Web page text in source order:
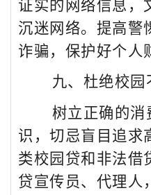
证实的网络信息，
沉迷网络。提高警
诈骗，保护好个人
九、杜绝校园
树立正确的消
识，切忌盲目追求
类校园贷和非法借
贷宣传员、代理人